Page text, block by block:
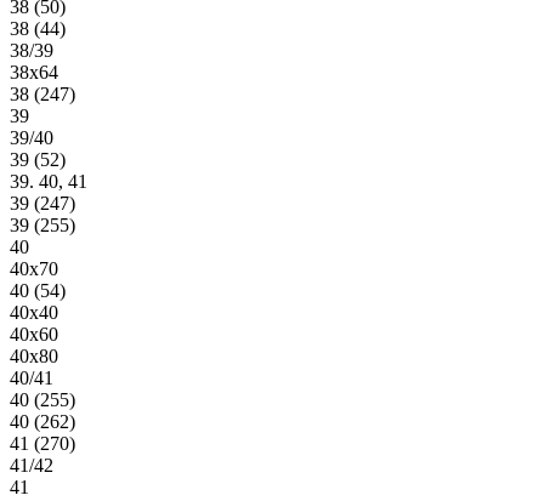
38 (50)
38 (44)
38/39
38х64
38 (247)
39
39/40
39 (52)
39. 40, 41
39 (247)
39 (255)
40
40х70
40 (54)
40х40
40х60
40х80
40/41
40 (255)
40 (262)
41 (270)
41/42
41